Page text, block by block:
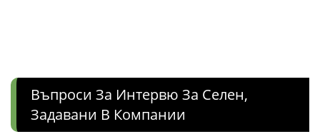
Въпроси За Интервю За Селен,
Задавани В Компании